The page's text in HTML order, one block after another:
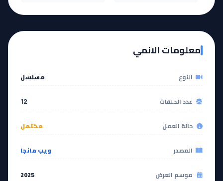
مشاهدة
آخر حلقة 🔥
12
EP
معلومات الانمي
النوع مسلسل
عدد الحلقات 12
حالة العمل مكتمل
المصدر ويب مانجا
موسم العرض 2025